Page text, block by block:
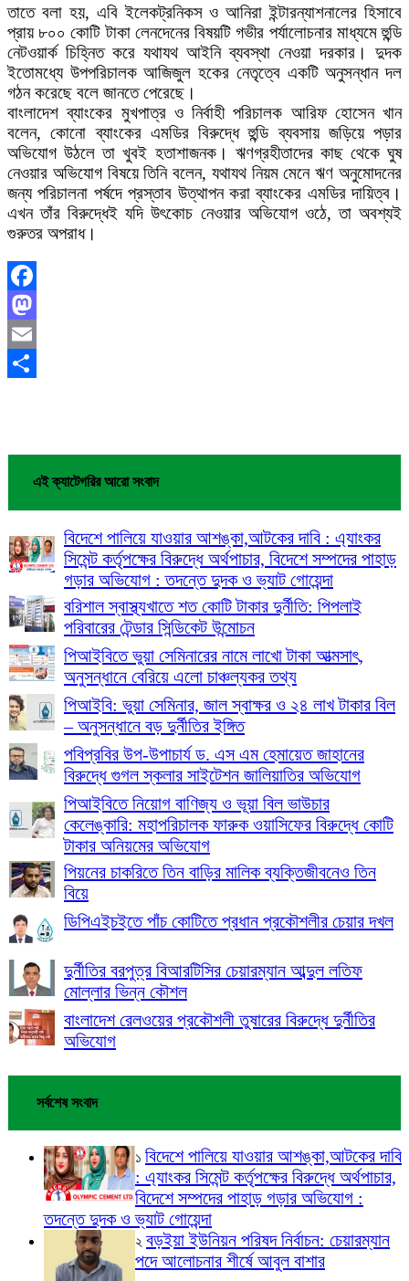
তাতে বলা হয়, এবি ইলেকট্রনিকস ও আনিরা ইন্টারন্যাশনালের হিসাবে
প্রায় ৮০০ কোটি টাকা লেনদেনের বিষয়টি গভীর পর্যালোচনার মাধ্যমে হুন্ডি
নেটওয়ার্ক চিহ্নিত করে যথাযথ আইনি ব্যবস্থা নেওয়া দরকার। দুদক
ইতোমধ্যে উপপরিচালক আজিজুল হকের নেতৃত্বে একটি অনুসন্ধান দল
গঠন করেছে বলে জানতে পেরেছে।
বাংলাদেশ ব্যাংকের মুখপাত্র ও নির্বাহী পরিচালক আরিফ হোসেন খান
বলেন, কোনো ব্যাংকের এমডির বিরুদ্ধে হুন্ডি ব্যবসায় জড়িয়ে পড়ার
অভিযোগ উঠলে তা খুবই হতাশাজনক। ঋণগ্রহীতাদের কাছ থেকে ঘুষ
নেওয়ার অভিযোগ বিষয়ে তিনি বলেন, যথাযথ নিয়ম মেনে ঋণ অনুমোদনের
জন্য পরিচালনা পর্ষদে প্রস্তাব উত্থাপন করা ব্যাংকের এমডির দায়িত্ব।
এখন তাঁর বিরুদ্ধেই যদি উৎকোচ নেওয়ার অভিযোগ ওঠে, তা অবশ্যই
গুরুতর অপরাধ।
Facebook
Mastodon
Email
এই ক্যাটেগরির আরো সংবাদ
বিদেশে পালিয়ে যাওয়ার আশঙ্কা,আটকের দাবি : এ্যাংকর
সিমেন্ট কর্তৃপক্ষের বিরুদ্ধে অর্থপাচার, বিদেশে সম্পদের পাহাড়
গড়ার অভিযোগ : তদন্তে দুদক ও ভ্যাট গোয়েন্দা
বরিশাল স্বাস্থ্যখাতে শত কোটি টাকার দুর্নীতি: পিপলাই
পরিবারের টেন্ডার সিন্ডিকেট উন্মোচন
পিআইবিতে ভুয়া সেমিনারের নামে লাখো টাকা আত্মসাৎ,
অনুসন্ধানে বেরিয়ে এলো চাঞ্চল্যকর তথ্য
পিআইবি: ভুয়া সেমিনার, জাল স্বাক্ষর ও ২৪ লাখ টাকার বিল
– অনুসন্ধানে বড় দুর্নীতির ইঙ্গিত
পবিপ্রবির উপ-উপাচার্য ড. এস এম হেমায়েত জাহানের
বিরুদ্ধে গুগল স্কলার সাইটেশন জালিয়াতির অভিযোগ
পিআইবিতে নিয়োগ বাণিজ্য ও ভূয়া বিল ভাউচার
কেলেঙ্কারি: মহাপরিচালক ফারুক ওয়াসিফের বিরুদ্ধে কোটি
টাকার অনিয়মের অভিযোগ
পিয়নের চাকরিতে তিন বাড়ির মালিক ব্যক্তিজীবনেও তিন
বিয়ে
ডিপিএইচইতে পাঁচ কোটিতে প্রধান প্রকৌশলীর চেয়ার দখল
দুর্নীতির বরপুত্র বিআরটিসির চেয়ারম্যান আব্দুল লতিফ
মোল্লার ভিন্ন কৌশল
বাংলাদেশ রেলওয়ের প্রকৌশলী তুষারের বিরুদ্ধে দুর্নীতির
অভিযোগ
সর্বশেষ সংবাদ
১ বিদেশে পালিয়ে যাওয়ার আশঙ্কা,আটকের দাবি
: এ্যাংকর সিমেন্ট কর্তৃপক্ষের বিরুদ্ধে অর্থপাচার,
বিদেশে সম্পদের পাহাড় গড়ার অভিযোগ :
তদন্তে দুদক ও ভ্যাট গোয়েন্দা
২ বড়ইয়া ইউনিয়ন পরিষদ নির্বাচন: চেয়ারম্যান
পদে আলোচনার শীর্ষে আবুল বাশার